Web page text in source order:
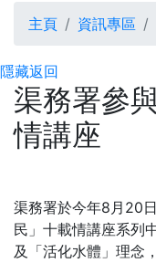
最新動向
主頁 資訊專區
隱藏返回
渠務署參
情講座
渠務署於今年8月20
民」十載情講座系列
及「活化水體」理念